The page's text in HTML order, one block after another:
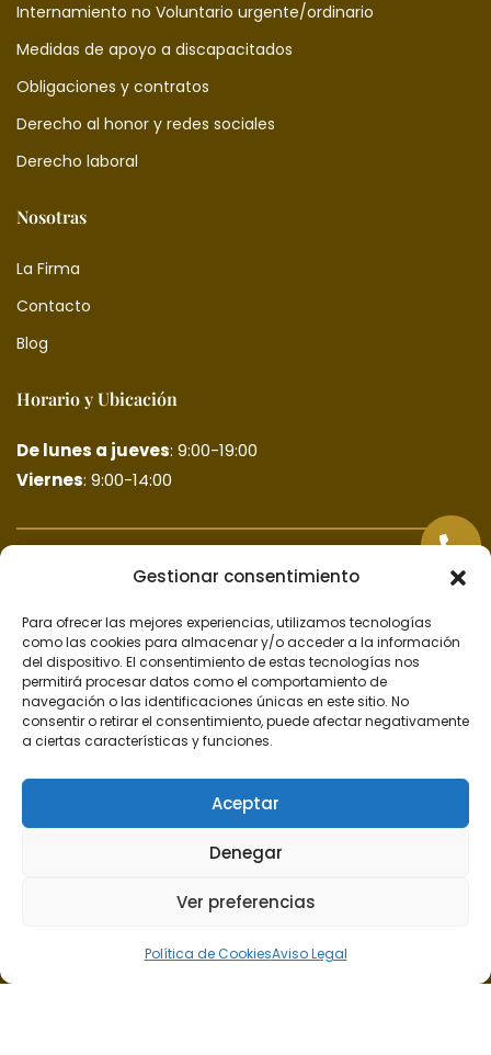
Gestionar consentimiento
Para ofrecer las mejores experiencias, utilizamos tecnologías
como las cookies para almacenar y/o acceder a la información
del dispositivo. El consentimiento de estas tecnologías nos
permitirá procesar datos como el comportamiento de
navegación o las identificaciones únicas en este sitio. No
consentir o retirar el consentimiento, puede afectar negativamente
a ciertas características y funciones.
Aceptar
Denegar
Ver preferencias
Política de CookiesAviso Legal
Internamiento no Voluntario urgente/ordinario
Medidas de apoyo a discapacitados
Obligaciones y contratos
Derecho al honor y redes sociales
Derecho laboral
Nosotras
La Firma
Contacto
Blog
Horario y Ubicación
De lunes a jueves: 9:00-19:00
Viernes: 9:00-14:00
Haz clic para aceptar cookies de
marketing y permitir este
contenido
Calle Presidente Alvear nº 6, 2º A, 35006, Las Palmas de